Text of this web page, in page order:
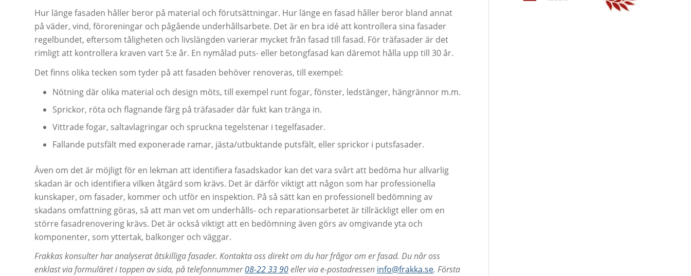
Hur länge fasaden håller beror på material och förutsättningar. Hur länge en fasad håller beror bland annat
på väder, vind, föroreningar och pågående underhållsarbete. Det är en bra idé att kontrollera sina fasader
regelbundet, eftersom tåligheten och livslängden varierar mycket från fasad till fasad. För träfasader är det
rimligt att kontrollera kraven vart 5:e år. En nymålad puts- eller betongfasad kan däremot hålla upp till 30 år.
Det finns olika tecken som tyder på att fasaden behöver renoveras, till exempel:
Nötning där olika material och design möts, till exempel runt fogar, fönster, ledstänger, hängrännor m.m.
Sprickor, röta och flagnande färg på träfasader där fukt kan tränga in.
Vittrade fogar, saltavlagringar och spruckna tegelstenar i tegelfasader.
Fallande putsfält med exponerade ramar, jästa/utbuktande putsfält, eller sprickor i putsfasader.
Även om det är möjligt för en lekman att identifiera fasadskador kan det vara svårt att bedöma hur allvarlig
skadan är och identifiera vilken åtgärd som krävs. Det är därför viktigt att någon som har professionella
kunskaper, om fasader, kommer och utför en inspektion. På så sätt kan en professionell bedömning av
skadans omfattning göras, så att man vet om underhålls- och reparationsarbetet är tillräckligt eller om en
större fasadrenovering krävs. Det är också viktigt att en bedömning även görs av omgivande yta och
komponenter, som yttertak, balkonger och väggar.
Frakkas konsulter har analyserat åtskilliga fasader. Kontakta oss direkt om du har frågor om er fasad. Du når oss
enklast via formuläret i toppen av sida, på telefonnummer08-22 33 90eller via e-postadressen info@frakka.se. Första